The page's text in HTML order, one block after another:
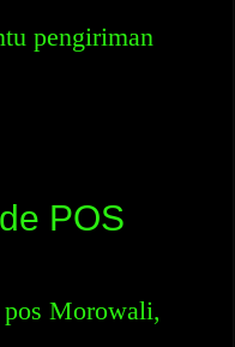
pengiriman
POS
Morowali,